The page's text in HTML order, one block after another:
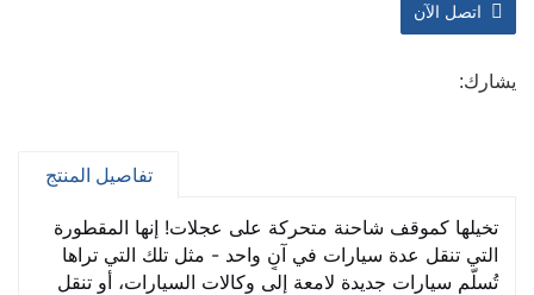
اتصل الآن
يشارك:
تفاصيل المنتج
تخيلها كموقف شاحنة متحركة على عجلات! إنها المقطورة
التي تنقل عدة سيارات في آنٍ واحد - مثل تلك التي تراها
تُسلّم سيارات جديدة لامعة إلى وكالات السيارات، أو تنقل